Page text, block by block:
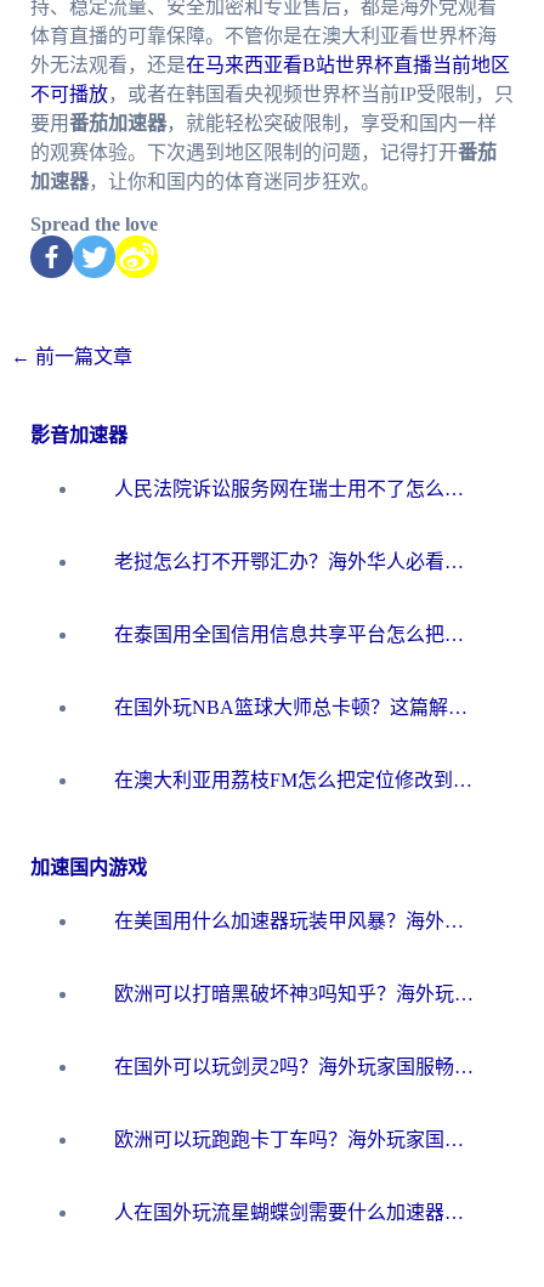
持、稳定流量、安全加密和专业售后，都是海外党观看
体育直播的可靠保障。不管你是在澳大利亚看世界杯海
外无法观看，还是在马来西亚看B站世界杯直播当前地区
不可播放，或者在韩国看央视频世界杯当前IP受限制，只
要用番茄加速器，就能轻松突破限制，享受和国内一样
的观赛体验。下次遇到地区限制的问题，记得打开番茄
加速器，让你和国内的体育迷同步狂欢。
Spread the love
← 前一篇文章
影音加速器
人民法院诉讼服务网在瑞士用不了怎么办？海外华人必备的回国加速指南
老挝怎么打不开鄂汇办？海外华人必看的回国加速全攻略（附欧洲杯小说流畅技巧）
在泰国用全国信用信息共享平台怎么把定位修改到中国国内？海外党解决国内服务访问难题的实用指南
在国外玩NBA篮球大师总卡顿？这篇解决你所有海外看国内内容的烦恼
在澳大利亚用荔枝FM怎么把定位修改到中国国内？海外华人必看的内容访问指南
加速国内游戏
在美国用什么加速器玩装甲风暴？海外玩家亲测有效的国服游戏加速指南
欧洲可以打暗黑破坏神3吗知乎？海外玩家国服游戏加速终极指南
在国外可以玩剑灵2吗？海外玩家国服畅玩终极指南（附永恒之塔明日方舟加速方案）
欧洲可以玩跑跑卡丁车吗？海外玩家国服游戏畅玩终极指南（附QQ炫舞剑网3解决方案）
人在国外玩流星蝴蝶剑需要什么加速器？老玩家亲测的终极解决方案